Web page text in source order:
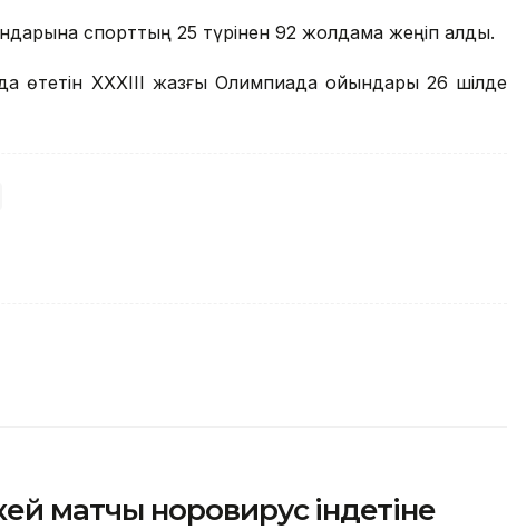
спорттың 25 түрінен 92 жолдама жеңіп алды.
өтетін XXXIII жазғы Олимпиада ойындары 26 шілде
матчы норовирус індетіне